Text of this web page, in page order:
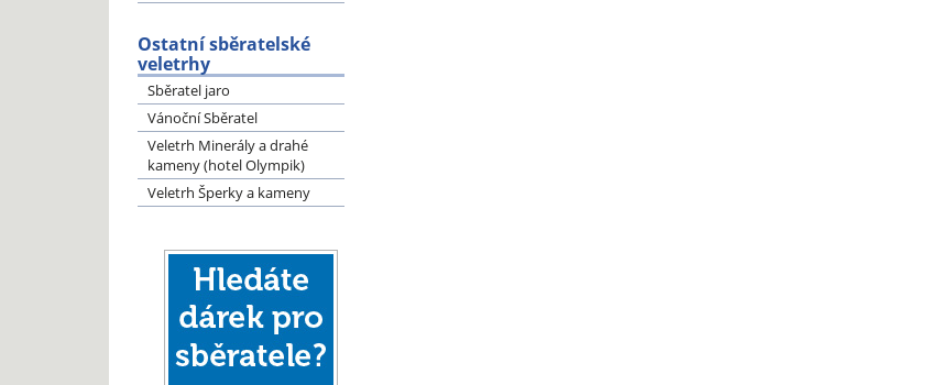
Ostatní sběratelské
veletrhy
Sběratel jaro
Vánoční Sběratel
Veletrh Minerály a drahé
kameny (hotel Olympik)
Veletrh Šperky a kameny